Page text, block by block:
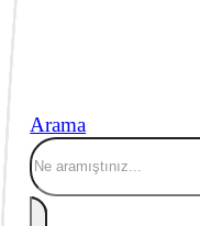
Arama